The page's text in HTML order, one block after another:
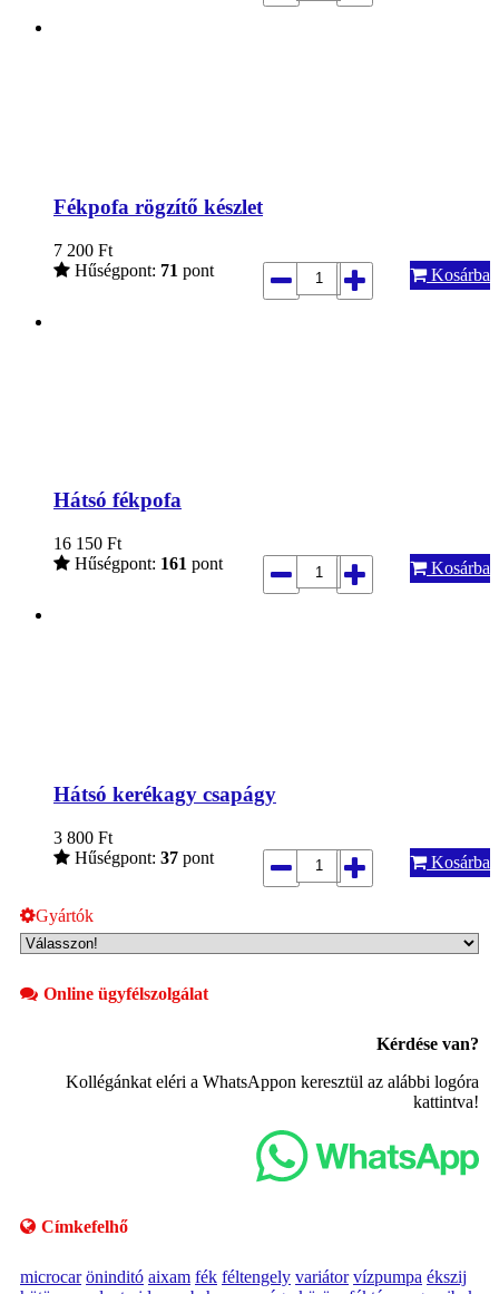
Fékpofa rögzítő készlet
7 200 Ft
Hűségpont: 71 pont Kosárba
Hátsó fékpofa
16 150 Ft
Hűségpont: 161 pont Kosárba
Hátsó kerékagy csapágy
3 800 Ft
Hűségpont: 37 pont Kosárba
Gyártók
Online ügyfélszolgálat
Kérdése van?
Kollégánkat eléri a WhatsAppon keresztül az alábbi logóra
kattintva!
Címkefelhő
microcar öninditó aixam fék féltengely variátor vízpumpa ékszij